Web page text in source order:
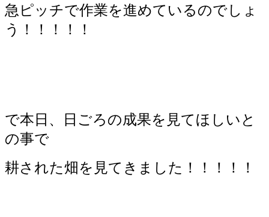
急ピッチで作業を進めているのでしょ
う！！！！！
で本日、日ごろの成果を見てほしいと
の事で
耕された畑を見てきました！！！！！